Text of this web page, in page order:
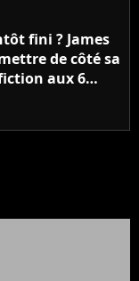
fini ? James
de côté sa
aux 6